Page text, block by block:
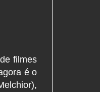
filmes
é o